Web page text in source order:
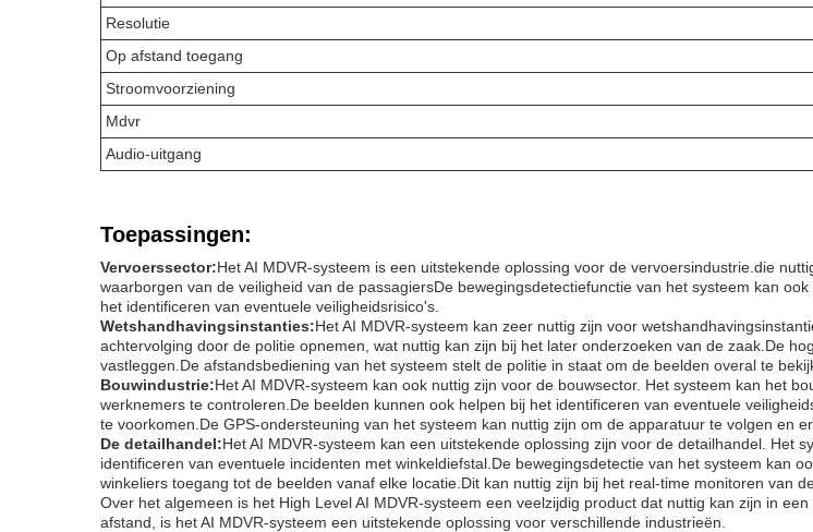
Resolutie
Op afstand toegang
Stroomvoorziening
Mdvr
Audio-uitgang
Toepassingen:
Vervoerssector:Het AI MDVR-systeem is een uitstekende oplossing voor de vervoersindustrie.die
waarborgen van de veiligheid van de passagiersDe bewegingsdetectiefunctie van het systeem kan
het identificeren van eventuele veiligheidsrisico's.
Wetshandhavingsinstanties:Het AI MDVR-systeem kan zeer nuttig zijn voor
achtervolging door de politie opnemen, wat nuttig kan zijn bij het later onderzoeken van de zaak.De
vastleggen.De afstandsbediening van het systeem stelt de politie in staat om de beelden overal te
Bouwindustrie:Het AI MDVR-systeem kan ook nuttig zijn voor de bouwsector. Het systeem kan het
werknemers te controleren.De beelden kunnen ook helpen bij het identificeren van eventuele
te voorkomen.De GPS-ondersteuning van het systeem kan nuttig zijn om de apparatuur te volgen en
De detailhandel:Het AI MDVR-systeem kan een uitstekende oplossing zijn voor de detailhandel. Het
identificeren van eventuele incidenten met winkeldiefstal.De bewegingsdetectie van het systeem kan
winkeliers toegang tot de beelden vanaf elke locatie.Dit kan nuttig zijn bij het real-time monitoren van de
Over het algemeen is het High Level AI MDVR-systeem een veelzijdig product dat nuttig kan zijn in
afstand, is het AI MDVR-systeem een uitstekende oplossing voor verschillende industrieën.